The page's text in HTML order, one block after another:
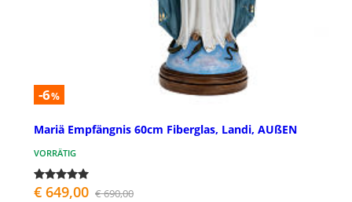
-6%
Mariä Empfängnis 60cm Fiberglas, Landi, AUßEN
VORRÄTIG
€ 649,00 € 690,00